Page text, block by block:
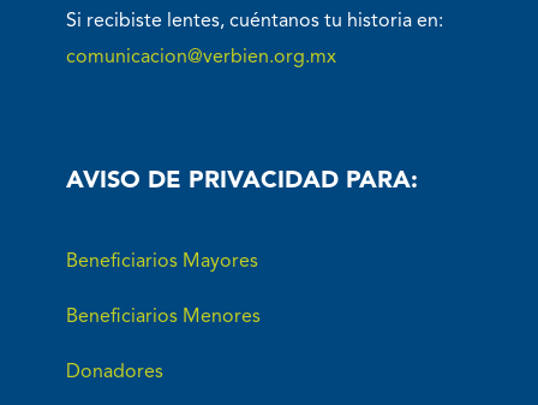
Si recibiste lentes, cuéntanos tu historia en:
comunicacion@verbien.org.mx
AVISO DE PRIVACIDAD PARA:
Beneficiarios Mayores
Beneficiarios Menores
Donadores